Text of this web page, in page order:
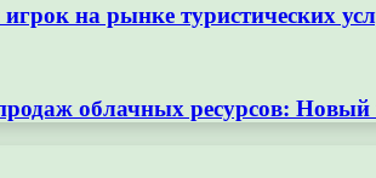
на рынке туристических
облачных ресурсов: